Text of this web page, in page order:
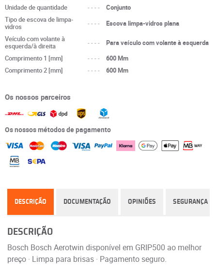
Unidade de quantidade ----
Conjunto
Tipo de escova de limpa-
vidros
----
Escova limpa-vidros plana
Veículo com volante à
esquerda/à direita
----
Para veículo com volante à esquerda
Comprimento 1 [mm]
----
600 Mm
Comprimento 2 [mm]
---- 600 Mm
Os nossos parceiros
Os nossos métodos de pagamento
DESCRIÇÃO DOCUMENTAÇÃO OPINIÕES SEGURANÇA
DESCRIÇÃO
Bosch Bosch Aerotwin disponível em GRIP500 ao melhor
preço · Limpa para brisas · Pagamento seguro.